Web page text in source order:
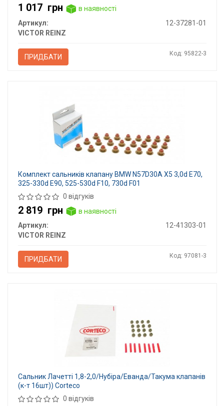
1 017 грн
в наявності
Артикул:
12-37281-01
VICTOR REINZ
ПРИДБАТИ Код: 95822-3
Комплект сальників клапану BMW N57D30A X5 3,0d E70,
325-330d E90, 525-530d F10, 730d F01
0 відгуків
2 819 грн
в наявності
Артикул:
12-41303-01
VICTOR REINZ
ПРИДБАТИ Код: 97081-3
Сальник Лачетті 1,8-2,0/Нубіра/Еванда/Такума клапанів
(к-т 16шт)) Corteco
0 відгуків